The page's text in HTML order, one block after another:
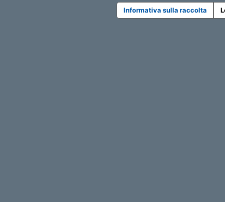
Informativa sulla raccolta